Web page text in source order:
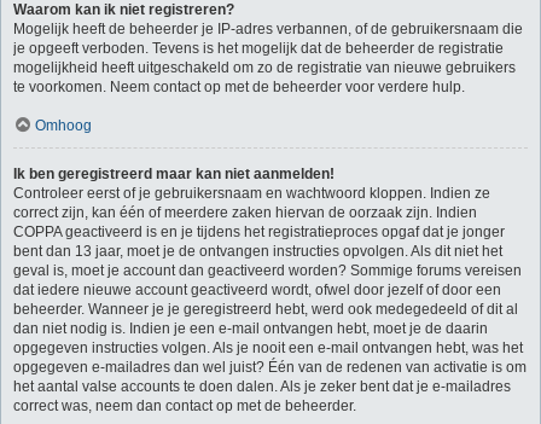
Waarom kan ik niet registreren?
Mogelijk heeft de beheerder je IP-adres verbannen, of de gebruikersnaam die
je opgeeft verboden. Tevens is het mogelijk dat de beheerder de registratie
mogelijkheid heeft uitgeschakeld om zo de registratie van nieuwe gebruikers
te voorkomen. Neem contact op met de beheerder voor verdere hulp.
Omhoog
Ik ben geregistreerd maar kan niet aanmelden!
Controleer eerst of je gebruikersnaam en wachtwoord kloppen. Indien ze
correct zijn, kan één of meerdere zaken hiervan de oorzaak zijn. Indien
COPPA geactiveerd is en je tijdens het registratieproces opgaf dat je jonger
bent dan 13 jaar, moet je de ontvangen instructies opvolgen. Als dit niet het
geval is, moet je account dan geactiveerd worden? Sommige forums vereisen
dat iedere nieuwe account geactiveerd wordt, ofwel door jezelf of door een
beheerder. Wanneer je je geregistreerd hebt, werd ook medegedeeld of dit al
dan niet nodig is. Indien je een e-mail ontvangen hebt, moet je de daarin
opgegeven instructies volgen. Als je nooit een e-mail ontvangen hebt, was het
opgegeven e-mailadres dan wel juist? Één van de redenen van activatie is om
het aantal valse accounts te doen dalen. Als je zeker bent dat je e-mailadres
correct was, neem dan contact op met de beheerder.